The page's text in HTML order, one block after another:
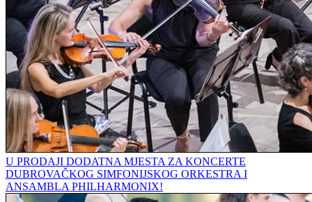
U PRODAJI DODATNA MJESTA ZA KONCERTE
DUBROVAČKOG SIMFONIJSKOG ORKESTRA I
ANSAMBLA PHILHARMONIX!